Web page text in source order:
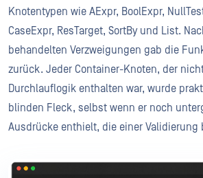
Knotentypen wie AExpr, BoolExpr,
CaseExpr, ResTarget, SortBy und List.
behandelten Verzweigungen gab die
zurück. Jeder Container-Knoten, der
Durchlauflogik enthalten war, wurde
blinden Fleck, selbst wenn er noch
Ausdrücke enthielt, die einer Validierung